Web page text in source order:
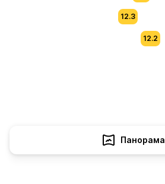
12.2
12.3
Панорама